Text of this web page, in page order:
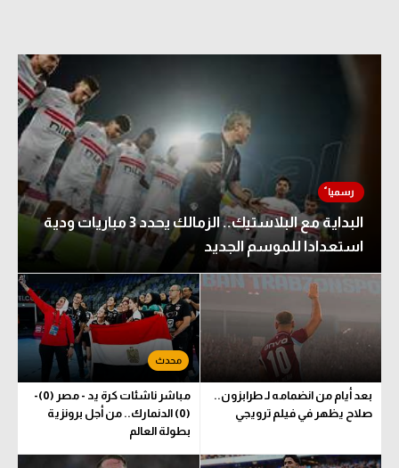
البداية مع البلاستيك.. الزمالك يحدد 3 مباريات ودية
استعدادا للموسم الجديد
بعد أيام من انضمامه لـ طرابزون..
صلاح يظهر في فيلم ترويجي
مباشر ناشئات كرة يد - مصر (0)-
(0) الدنمارك.. من أجل برونزية
بطولة العالم